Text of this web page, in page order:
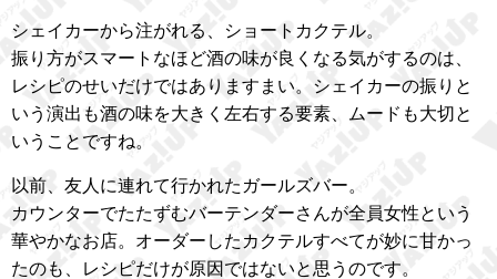
シェイカーから注がれる、ショートカクテル。
振り方がスマートなほど酒の味が良くなる気がするのは、
レシピのせいだけではありますまい。シェイカーの振りと
いう演出も酒の味を大きく左右する要素、ムードも大切と
いうことですね。
以前、友人に連れて行かれたガールズバー。
カウンターでたたずむバーテンダーさんが全員女性という
華やかなお店。オーダーしたカクテルすべてが妙に甘かっ
たのも、レシピだけが原因ではないと思うのです。